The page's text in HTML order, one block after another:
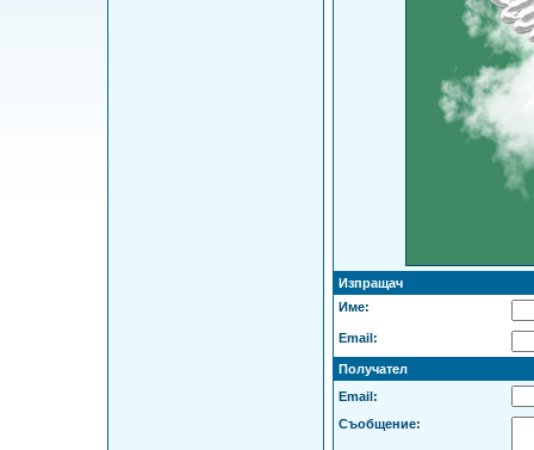
Изпращач
Име:
Email:
Получател
Email:
Съобщение: